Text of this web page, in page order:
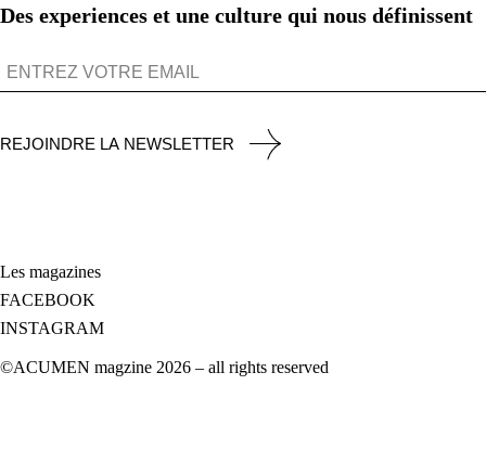
Des experiences et une culture qui nous définissent
REJOINDRE LA NEWSLETTER
Les magazines
FACEBOOK
INSTAGRAM
©ACUMEN magzine 2026 – all rights reserved